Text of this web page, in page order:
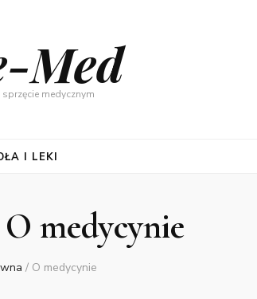
Med
medycznym
I LEKI
O medycynie
/ O medycynie